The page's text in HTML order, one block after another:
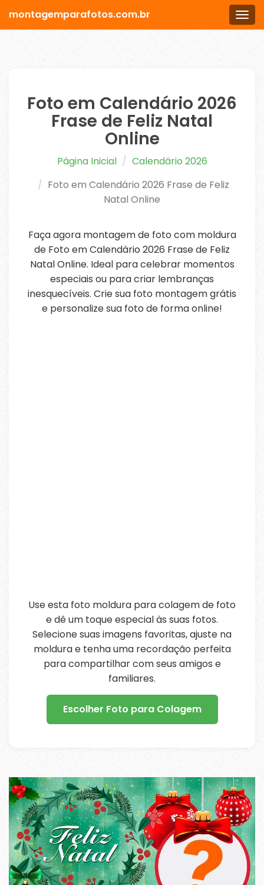
Menu
montagemparafotos.com.br
Foto em Calendário 2026
Frase de Feliz Natal
Online
Página Inicial
Calendário 2026
Foto em Calendário 2026 Frase de Feliz
Natal Online
Faça agora montagem de foto com moldura
de Foto em Calendário 2026 Frase de Feliz
Natal Online. Ideal para celebrar momentos
especiais ou para criar lembranças
inesquecíveis. Crie sua foto montagem grátis
e personalize sua foto de forma online!
Use esta foto moldura para colagem de foto
e dê um toque especial às suas fotos.
Selecione suas imagens favoritas, ajuste na
moldura e tenha uma recordação perfeita
para compartilhar com seus amigos e
familiares.
Escolher Foto para Colagem